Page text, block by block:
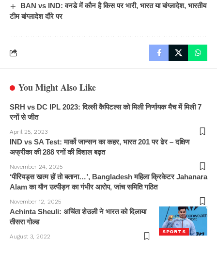
BAN vs IND: वनडे में कौन है किस पर भारी, भारत या बांग्लादेश, भारतीय
टीम बांग्लादेश दौरे पर
You Might Also Like
SRH vs DC IPL 2023: दिल्ली कैपिटल्स को मिली निर्णायक मैच में मिली 7
रनों से जीत
April 25, 2023
IND vs SA Test: मार्को जान्सन का कहर, भारत 201 पर ढेर – दक्षिण
अफ्रीका की 288 रनों की विशाल बढ़त
November 24, 2025
‘पीरियड्स खत्म हों तो बताना…’, Bangladesh महिला क्रिकेटर Jahanara
Alam का यौन उत्पीड़न का गंभीर आरोप, जांच समिति गठित
November 12, 2025
SPORTS
Achinta Sheuli: अचिंता शेउली ने भारत को दिलाया
तीसरा गोल्ड
August 3, 2022